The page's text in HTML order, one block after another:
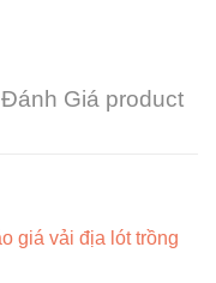
Đánh Giá product